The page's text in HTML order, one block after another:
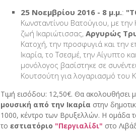
25 Νοεμβρίου 2016 - 8 μ.μ.:
Κωνσταντίνου Βατούγιου, με
ζωή Ικαριώτισσας, Αργυρώς
Κατοχή, την προσφυγιά και την
Ικαρία, το Τσεσμέ, την Αίγυπτο
μονόλογος βασίστηκε σε
Κουτσούτη για λογαριασμό του
Τιμή εισόδου: 12,50€. Θα ακολουθήσει
μουσική από την Ικαρία στην
1000, κέντρο των Βρυξελλών. H ομάδα
το εστιατόριο "Περγιαλίδι" στο